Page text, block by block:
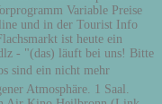
Variable Preise
und in der Tourist Info
ist heute ein
- "(das) läuft bei uns! Bitte
sind ein nicht mehr
Atmosphäre. 1 Saal.